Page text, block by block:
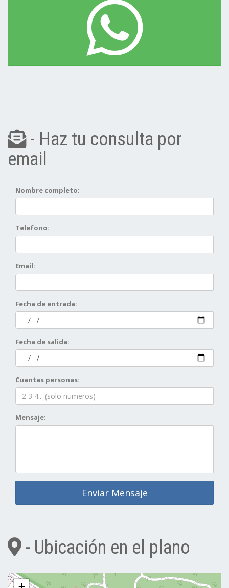
- Haz tu consulta por
email
Nombre completo:
Telefono:
Email:
Fecha de entrada:
Fecha de salida:
Cuantas personas:
Mensaje:
Enviar Mensaje
- Ubicación en el plano